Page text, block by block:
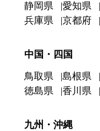
静岡県 愛知県
兵庫県
京都府
中国・四国
鳥取県 島根県
徳島県
香川県
九州・沖縄